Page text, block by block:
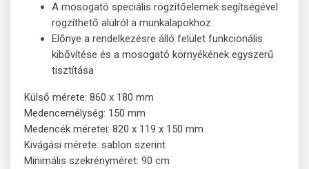
A mosogató speciális rögzítőelemek segítségével
rögzíthető alulról a munkalapokhoz
Előnye a rendelkezésre álló felület funkcionális
kibővítése és a mosogató környékének egyszerű
tisztítása
Külső mérete: 860 x 180 mm
Medencemélység: 150 mm
Medencék méretei: 820 x 119 x 150 mm
Kivágási mérete: sablon szerint
Minimális szekrényméret: 90 cm